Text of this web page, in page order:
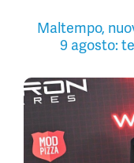
Maltempo,
9 agosto: